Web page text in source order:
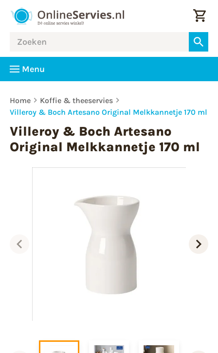
Menu
Home
Koffie & theeservies
Villeroy & Boch Artesano Original Melkkannetje 170 ml
Villeroy & Boch Artesano
Original Melkkannetje 170 ml